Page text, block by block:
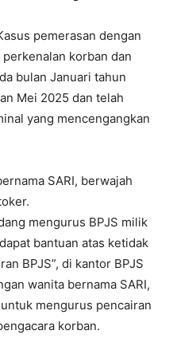
pemerasan dengan
korban dan
bulan Januari tahun
Mei 2025 dan telah
yang mencengangkan
SARI, berwajah
mengurus BPJS milik
bantuan atas ketidak
BPJS”, di kantor BPJS
wanita bernama SARI,
mengurus pencairan
korban.